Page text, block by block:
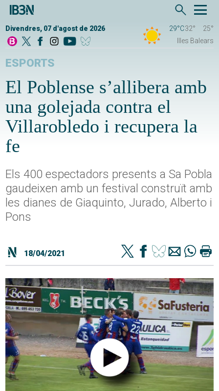
Divendres, 07 d'agost de 2026 29°C32°
25°
Illes Balears
ESPORTS
El Poblense s’allibera amb
una golejada contra el
Villarobledo i recupera la
fe
Els 400 espectadors presents a Sa Pobla
gaudeixen amb un festival construït amb
les dianes de Giaquinto, Jurado, Alberto i
Pons
18/04/2021